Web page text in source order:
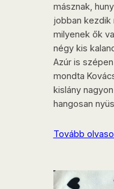
másznak,
jobban kezdik
milyenek ők
négy kis
Azúr is
mondta
kislány
hangosan
Tovább